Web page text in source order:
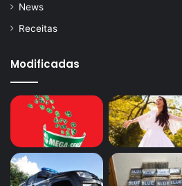
News
Receitas
Modificadas